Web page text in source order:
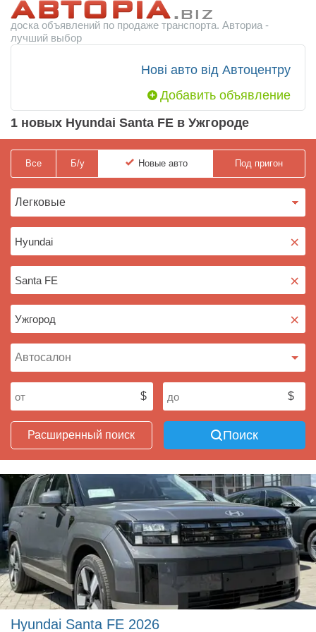
доска объявлений по продаже транспорта. Авториа -
лучший выбор
Нові авто від Автоцентру
Добавить объявление
1 новых Hyundai Santa FE в Ужгороде
Все Б/у Новые авто Под пригон
×
×
×
Расширенный поиск Поиск
Hyundai Santa FE 2026